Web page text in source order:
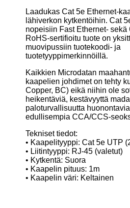
Laadukas Cat 5e Ethernet-
lähiverkon kytkentöihin. Cat
nopeisiin Fast Ethernet- sekä
RoHS-sertifioitu tuote on
muovipussiin tuotekoodi- ja
tuotetyyppimerkinnöillä.
Kaikkien Microdatan
kaapelien johdimet on tehty
Copper, BC) eikä niihin ole
heikentäviä, kestävyyttä
paloturvallisuutta
edullisempia CCA/CCS-
Tekniset tiedot:
• Kaapelityyppi: Cat 5e UTP
• Liitintyyppi: RJ-45 (valetut)
• Kytkentä: Suora
• Kaapelin pituus: 1m
• Kaapelin väri: Keltainen